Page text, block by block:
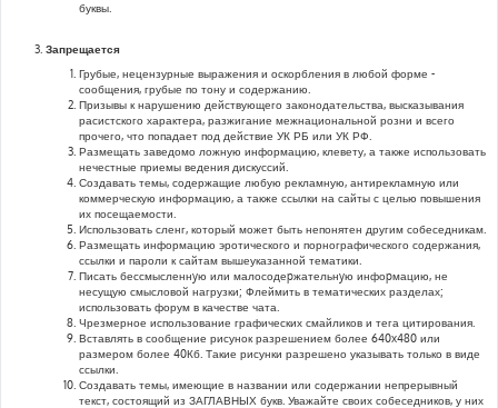
буквы.
Запрещается
Грубые, нецензурные выражения и оскорбления в любой форме -
сообщения, грубые по тону и содержанию.
Призывы к нарушению действующего законодательства, высказывания
расистского характера, разжигание межнациональной розни и всего
прочего, что попадает под действие УК РБ или УК РФ.
Размещать заведомо ложную информацию, клевету, а также использовать
нечестные приемы ведения дискуссий.
Создавать темы, содержащие любую рекламную, антирекламную или
коммерческую информацию, а также ссылки на сайты с целью повышения
их посещаемости.
Использовать сленг, который может быть непонятен другим собеседникам.
Размещать информацию эротического и порнографического содержания,
ссылки и пароли к сайтам вышеуказанной тематики.
Писать бессмысленнyю или малосодеpжательнyю инфоpмацию, не
несущую смысловой нагрузки; Флеймить в тематических разделах;
использовать форум в качестве чата.
Чрезмерное использование графических смайликов и тега цитирования.
Вставлять в сообщение рисунок разрешением более 640x480 или
размером более 40Кб. Такие рисунки разрешено указывать только в виде
ссылки.
Создавать темы, имеющие в названии или содержании непрерывный
текст, состоящий из ЗАГЛАВНЫХ букв. Уважайте своих собеседников, у них